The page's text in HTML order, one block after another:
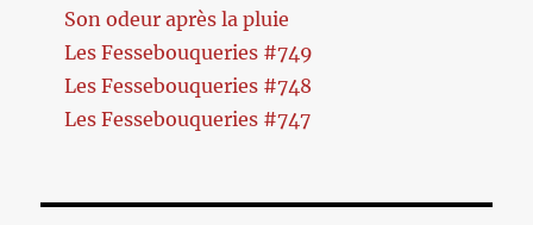
Son odeur après la pluie
Les Fessebouqueries #749
Les Fessebouqueries #748
Les Fessebouqueries #747